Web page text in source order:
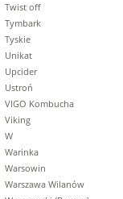
Twist off
Tymbark
Tyskie
Unikat
Upcider
Ustroń
VIGO Kombucha
Viking
W
Warinka
Warsowin
Warszawa Wilanów